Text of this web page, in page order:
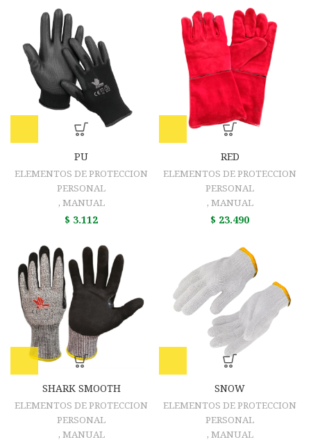
PU
ELEMENTOS DE PROTECCION
PERSONAL
, MANUAL
$ 3.112
RED
ELEMENTOS DE PROTECCION
PERSONAL
, MANUAL
$ 23.490
SHARK SMOOTH
ELEMENTOS DE PROTECCION
PERSONAL
, MANUAL
SNOW
ELEMENTOS DE PROTECCION
PERSONAL
, MANUAL